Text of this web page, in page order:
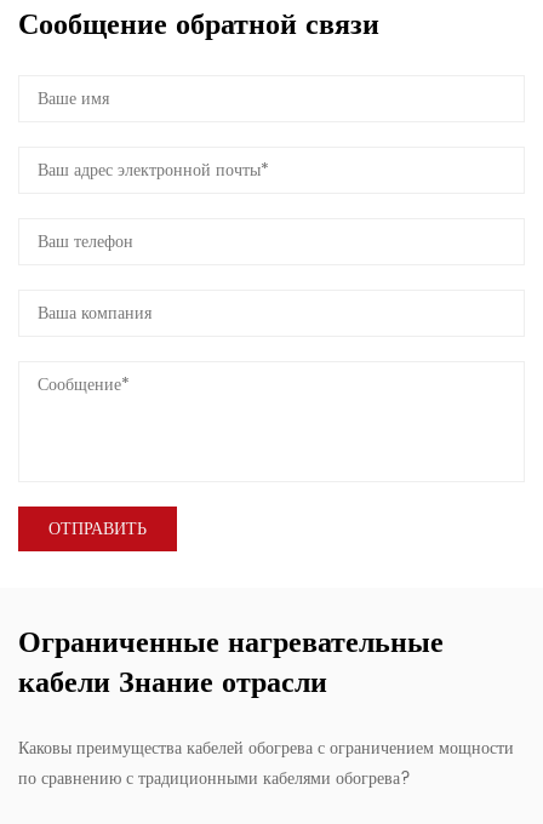
Сообщение обратной связи
Ограниченные нагревательные
кабели Знание отрасли
Каковы преимущества кабелей обогрева с ограничением мощности
по сравнению с традиционными кабелями обогрева?